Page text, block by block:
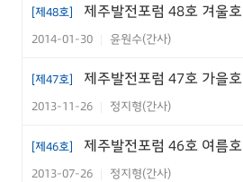
석상, 동자석
금강산 관광, 대응 해법은 없는가?
가?
[제48호] 제주발전포럼 48호 겨울호
2014-01-30 윤원수(간사)
[제47호] 제주발전포럼 47호 가을호
2013-11-26 정지형(간사)
[제46호] 제주발전포럼 46호 여름호
2013-07-26 정지형(간사)